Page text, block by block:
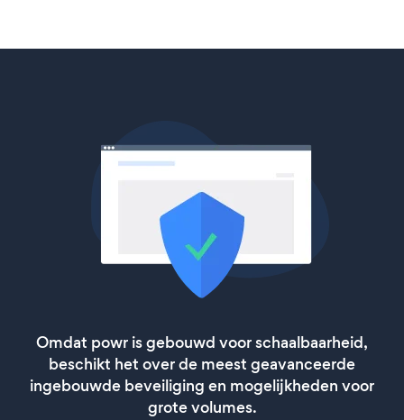
Omdat powr is gebouwd voor schaalbaarheid,
beschikt het over de meest geavanceerde
ingebouwde beveiliging en mogelijkheden voor
grote volumes.